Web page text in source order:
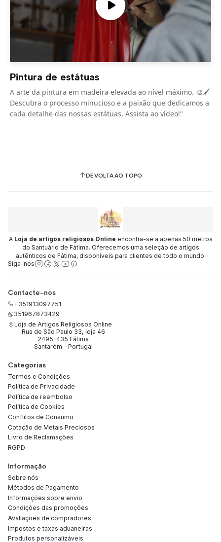
Pintura de estátuas
A arte da pintura em madeira elevada ao nível máximo. 🎨🖌️
Descubra o processo minucioso e a paixão que dedicamos a
cada detalhe das nossas estátuas. Assista ao vídeo!"
DE VOLTA AO TOPO
A Loja de artigos religiosos Online encontra-se a apenas 50 metros
do Santuário de Fátima. Oferecemos uma seleção de artigos
autênticos de Fátima, disponíveis para clientes de todo o mundo.
Siga-nos
Contacte-nos
+351913097751
351967873429
Loja de Artigos Religiosos Online
Rua de São Paulo 33, loja 46
2495-435 Fátima
Santarém - Portugal
Categorias
Termos e Condições
Política de Privacidade
Política de reembolso
Política de Cookies
Conflitos de Consumo
Cotação de Metais Preciosos
Livro de Reclamações
RGPD
Informação
Sobre nós
Métodos de Pagamento
Informações sobre envio
Condições das promoções
Avaliações de compradores
Impostos e taxas aduaneiras
Produtos personalizáveis